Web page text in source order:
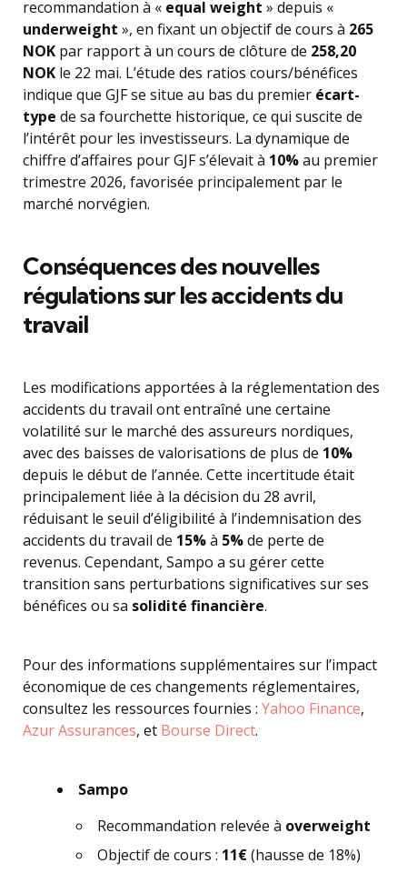
recommandation à « equal weight » depuis «
underweight », en fixant un objectif de cours à 265
NOK par rapport à un cours de clôture de 258,20
NOK le 22 mai. L’étude des ratios cours/bénéfices
indique que GJF se situe au bas du premier écart-
type de sa fourchette historique, ce qui suscite de
l’intérêt pour les investisseurs. La dynamique de
chiffre d’affaires pour GJF s’élevait à 10%au premier
trimestre 2026, favorisée principalement par le
marché norvégien.
Conséquences des nouvelles
régulations sur les accidents du
travail
Les modifications apportées à la réglementation des
accidents du travail ont entraîné une certaine
volatilité sur le marché des assureurs nordiques,
avec des baisses de valorisations de plus de 10%
depuis le début de l’année. Cette incertitude était
principalement liée à la décision du 28 avril,
réduisant le seuil d’éligibilité à l’indemnisation des
accidents du travail de 15%à 5%de perte de
revenus. Cependant, Sampo a su gérer cette
transition sans perturbations significatives sur ses
bénéfices ou sa solidité financière.
Pour des informations supplémentaires sur l’impact
économique de ces changements réglementaires,
consultez les ressources fournies : Yahoo Finance,
Azur Assurances, et Bourse Direct.
Sampo
Recommandation relevée à overweight
Objectif de cours : 11€(hausse de 18%)